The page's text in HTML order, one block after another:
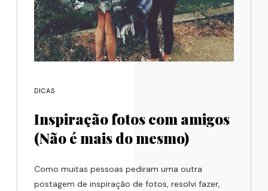
DICAS
Inspiração fotos com amigos
(Não é mais do mesmo)
Como muitas pessoas pediram uma outra
postagem de inspiração de fotos, resolvi fazer,